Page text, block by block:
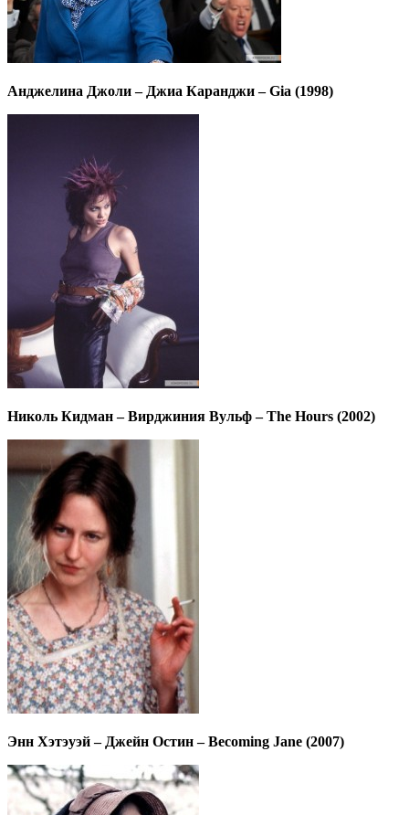
Анджелина Джоли – Джиа Каранджи – Gia (1998)
Николь Кидман – Вирджиния Вульф – The Hours (2002)
Энн Хэтэуэй – Джейн Остин – Becoming Jane (2007)